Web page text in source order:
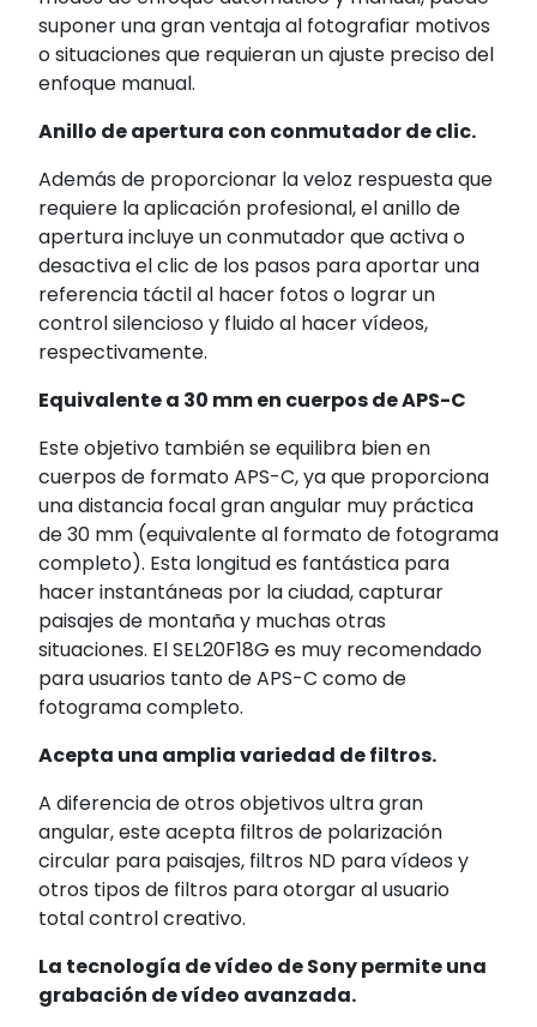
suponer una gran ventaja al fotografiar motivos
o situaciones que requieran un ajuste preciso del
enfoque manual.
Anillo de apertura con conmutador de clic.
Además de proporcionar la veloz respuesta que
requiere la aplicación profesional, el anillo de
apertura incluye un conmutador que activa o
desactiva el clic de los pasos para aportar una
referencia táctil al hacer fotos o lograr un
control silencioso y fluido al hacer vídeos,
respectivamente.
Equivalente a 30 mm en cuerpos de APS-C
Este objetivo también se equilibra bien en
cuerpos de formato APS-C, ya que proporciona
una distancia focal gran angular muy práctica
de 30 mm (equivalente al formato de fotograma
completo). Esta longitud es fantástica para
hacer instantáneas por la ciudad, capturar
paisajes de montaña y muchas otras
situaciones. El SEL20F18G es muy recomendado
para usuarios tanto de APS-C como de
fotograma completo.
Acepta una amplia variedad de filtros.
A diferencia de otros objetivos ultra gran
angular, este acepta filtros de polarización
circular para paisajes, filtros ND para vídeos y
otros tipos de filtros para otorgar al usuario
total control creativo.
La tecnología de vídeo de Sony permite una
grabación de vídeo avanzada.